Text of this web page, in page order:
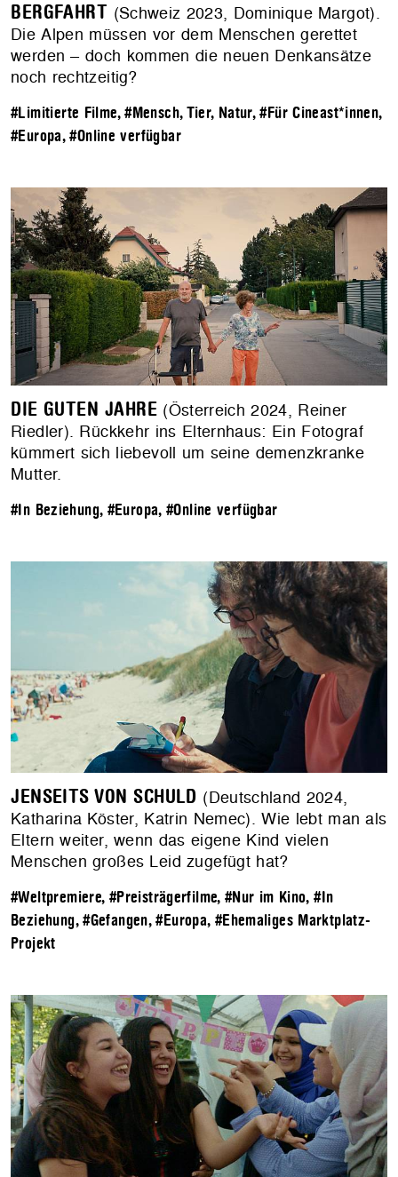
BERGFAHRT (Schweiz 2023, Dominique Margot).
Die Alpen müssen vor dem Menschen gerettet
werden – doch kommen die neuen Denkansätze
noch rechtzeitig?
#Limitierte Filme,#Mensch, Tier, Natur,#Für Cineast*innen,
#Europa,#Online verfügbar
DIE GUTEN JAHRE (Österreich 2024, Reiner
Riedler). Rückkehr ins Elternhaus: Ein Fotograf
kümmert sich liebevoll um seine demenzkranke
Mutter.
#In Beziehung, #Europa,#Online verfügbar
JENSEITS VON SCHULD (Deutschland 2024,
Katharina Köster, Katrin Nemec). Wie lebt man als
Eltern weiter, wenn das eigene Kind vielen
Menschen großes Leid zugefügt hat?
#Weltpremiere, #Preisträgerfilme,#Nur im Kino,#In
Beziehung,#Gefangen,#Europa, #Ehemaliges Marktplatz-
Projekt